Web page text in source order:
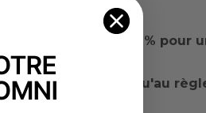
de retard : 5 % pour
ultérieur jusqu'au
engagées.